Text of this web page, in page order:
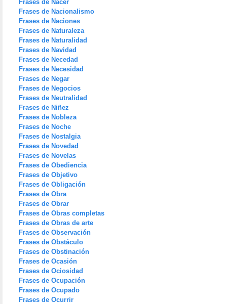
Frases de Nacer
Frases de Nacionalismo
Frases de Naciones
Frases de Naturaleza
Frases de Naturalidad
Frases de Navidad
Frases de Necedad
Frases de Necesidad
Frases de Negar
Frases de Negocios
Frases de Neutralidad
Frases de Niñez
Frases de Nobleza
Frases de Noche
Frases de Nostalgia
Frases de Novedad
Frases de Novelas
Frases de Obediencia
Frases de Objetivo
Frases de Obligación
Frases de Obra
Frases de Obrar
Frases de Obras completas
Frases de Obras de arte
Frases de Observación
Frases de Obstáculo
Frases de Obstinación
Frases de Ocasión
Frases de Ociosidad
Frases de Ocupación
Frases de Ocupado
Frases de Ocurrir